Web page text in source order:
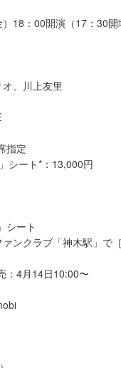
18：00開演（17：30開
、川上友里
指定
シート*：13,000円
シート
ンクラブ「神木駅」で
：4月14日10:00〜